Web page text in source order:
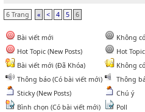
6 Trang « < 4 5 6
Bài viết mới
Không
Hot Topic (New Posts)
Hot Topic
Bài viết mới (Đã Khóa)
Không
Thông báo (Có bài viết mới)
Thông
Sticky (New Posts)
Chú ý
Bình chọn (Có bài viết mới)
Poll